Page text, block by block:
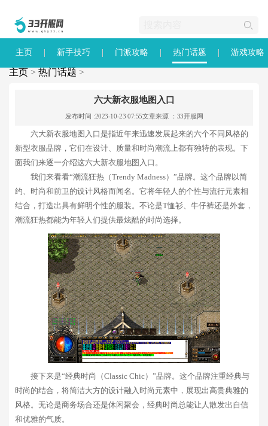
主页 新手技巧 门派攻略 热门话题 游戏攻略
主页 > 热门话题 >
六大新衣服地图入口
发布时间 :2023-10-23 07:55文章来源 ：33开服网
六大新衣服地图入口是指近年来迅速发展起来的六个不同风格的
新型衣服品牌，它们在设计、质量和时尚潮流上都有独特的表现。下
面我们来逐一介绍这六大新衣服地图入口。
我们来看看“潮流狂热（Trendy Madness）”品牌。这个品牌以简
约、时尚和前卫的设计风格而闻名。它将年轻人的个性与流行元素相
结合，打造出具有鲜明个性的服装。不论是T恤衫、牛仔裤还是外套，
潮流狂热都能为年轻人们提供最炫酷的时尚选择。
接下来是“经典时尚（Classic Chic）”品牌。这个品牌注重经典与
时尚的结合，将简洁大方的设计融入时尚元素中，展现出高贵典雅的
风格。无论是商务场合还是休闲聚会，经典时尚总能让人散发出自信
和优雅的气质。